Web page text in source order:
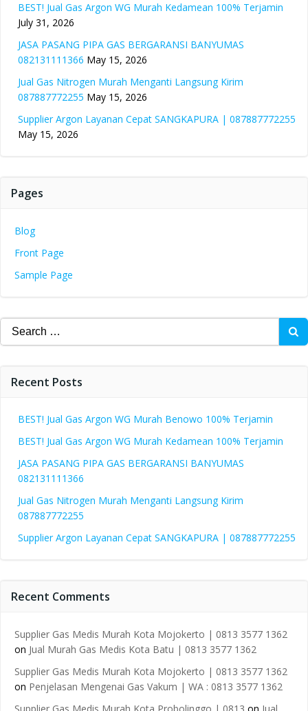
BEST! Jual Gas Argon WG Murah Kedamean 100% Terjamin
July 31, 2026
JASA PASANG PIPA GAS BERGARANSI BANYUMAS
082131111366 May 15, 2026
Jual Gas Nitrogen Murah Menganti Langsung Kirim
087887772255 May 15, 2026
Supplier Argon Layanan Cepat SANGKAPURA | 087887772255
May 15, 2026
Pages
Blog
Front Page
Sample Page
Search
for:
Recent Posts
BEST! Jual Gas Argon WG Murah Benowo 100% Terjamin
BEST! Jual Gas Argon WG Murah Kedamean 100% Terjamin
JASA PASANG PIPA GAS BERGARANSI BANYUMAS
082131111366
Jual Gas Nitrogen Murah Menganti Langsung Kirim
087887772255
Supplier Argon Layanan Cepat SANGKAPURA | 087887772255
Recent Comments
Supplier Gas Medis Murah Kota Mojokerto | 0813 3577 1362
on Jual Murah Gas Medis Kota Batu | 0813 3577 1362
Supplier Gas Medis Murah Kota Mojokerto | 0813 3577 1362
on Penjelasan Mengenai Gas Vakum | WA : 0813 3577 1362